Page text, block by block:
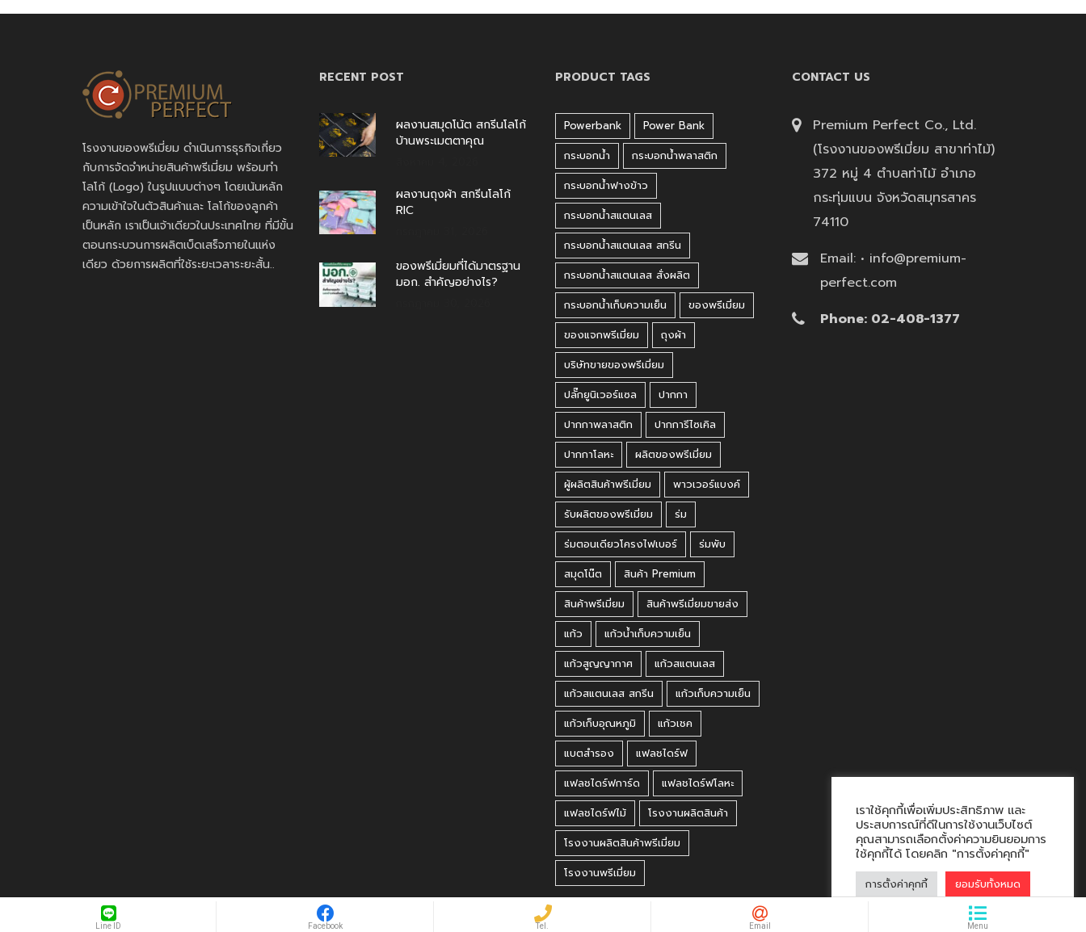
โรงงานของพรีเมี่ยม ดำเนินการธุรกิจเกี่ยว
กับการจัดจำหน่ายสินค้าพรีเมี่ยม พร้อมทำ
โลโก้ (Logo) ในรูปแบบต่างๆ โดยเน้นหลัก
ความเข้าใจในตัวสินค้าและ โลโก้ของลูกค้า
เป็นหลัก เราเป็นเจ้าเดียวในประเทศไทย ที่มีขั้น
ตอนกระบวนการผลิตเบ็ดเสร็จภายในแห่ง
เดียว ด้วยการผลิตที่ใช้ระยะเวลาระยะสั้น..
RECENT POST
ผลงานสมุดโน้ต สกรีนโลโก้
บ้านพระเมตตาคุณ
ผลงานถุงผ้า สกรีนโลโก้
RIC
ของพรีเมี่ยมที่ได้มาตรฐาน
มอก. สำคัญอย่างไร?
PRODUCT TAGS
Powerbank
Power Bank
กระบอกน้ำ
กระบอกน้ำพลาสติก
กระบอกน้ำฟางข้าว
กระบอกน้ำสแตนเลส
กระบอกน้ำสแตนเลส สกรีน
กระบอกน้ำสแตนเลส สั่งผลิต
กระบอกน้ำเก็บความเย็น
ของพรีเมี่ยม
ของแจกพรีเมี่ยม
ถุงผ้า
บริษัทขายของพรีเมี่ยม
ปลั๊กยูนิเวอร์แซล
ปากกา
ปากกาพลาสติก
ปากการีไซเคิล
ปากกาโลหะ
ผลิตของพรีเมี่ยม
ผู้ผลิตสินค้าพรีเมี่ยม
พาวเวอร์แบงค์
รับผลิตของพรีเมี่ยม
ร่ม
ร่มตอนเดียวโครงไฟเบอร์
ร่มพับ
สมุดโน๊ต
สินค้า Premium
สินค้าพรีเมี่ยม
สินค้าพรีเมี่ยมขายส่ง
แก้ว
แก้วน้ำเก็บความเย็น
แก้วสูญญากาศ
แก้วสแตนเลส
แก้วสแตนเลส สกรีน
แก้วเก็บความเย็น
แก้วเก็บอุณหภูมิ
แก้วเชค
แบตสำรอง
แฟลชไดร์ฟ
แฟลชไดร์ฟการ์ด
แฟลชไดร์ฟโลหะ
แฟลชไดร์ฟไม้
โรงงานผลิตสินค้า
โรงงานผลิตสินค้าพรีเมี่ยม
โรงงานพรีเมี่ยม
CONTACT US
Premium Perfect Co., Ltd.
(โรงงานของพรีเมี่ยม สาขาท่าไม้)
372 หมู่ 4 ตำบลท่าไม้ อำเภอ
กระทุ่มแบน จังหวัดสมุทรสาคร
74110
Email: • info@premium-
perfect.com
Phone: 02-408-1377
เราใช้คุกกี้เพื่อเพิ่มประสิทธิภาพ และ
ประสบการณ์ที่ดีในการใช้งานเว็บไซต์
คุณสามารถเลือกตั้งค่าความยินยอมการ
ใช้คุกกี้ได้ โดยคลิก "การตั้งค่าคุกกี้"
การตั้งค่าคุกกี้ ยอมรับทั้งหมด